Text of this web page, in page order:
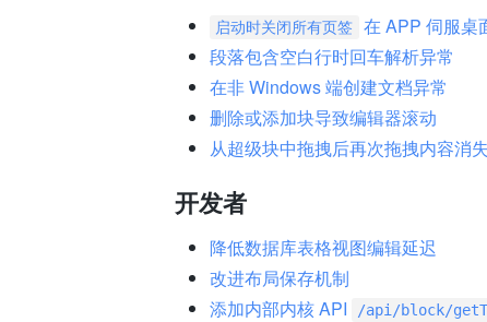
启动时关闭所有页签
在 APP 伺服桌
段落包含空白行时回车解析异常
在非 Windows 端创建文档异常
删除或添加块导致编辑器滚动
从超级块中拖拽后再次拖拽内容消失
开发者
降低数据库表格视图编辑延迟
改进布局保存机制
添加内部内核 API
/api/block/